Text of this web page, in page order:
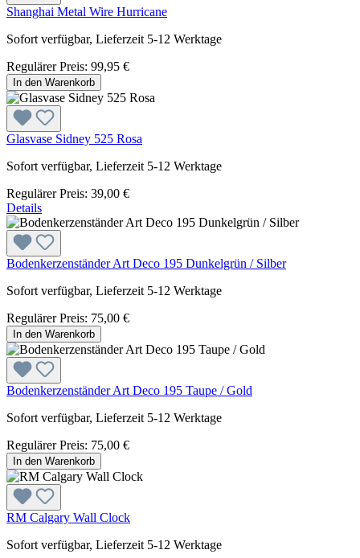
Shanghai Metal Wire Hurricane
Sofort verfügbar, Lieferzeit 5-12 Werktage
Regulärer Preis: 99,95 €
In den Warenkorb
Glasvase Sidney 525 Rosa
Sofort verfügbar, Lieferzeit 5-12 Werktage
Regulärer Preis: 39,00 €
Details
Bodenkerzenständer Art Deco 195 Dunkelgrün / Silber
Sofort verfügbar, Lieferzeit 5-12 Werktage
Regulärer Preis: 75,00 €
In den Warenkorb
Bodenkerzenständer Art Deco 195 Taupe / Gold
Sofort verfügbar, Lieferzeit 5-12 Werktage
Regulärer Preis: 75,00 €
In den Warenkorb
RM Calgary Wall Clock
Sofort verfügbar, Lieferzeit 5-12 Werktage